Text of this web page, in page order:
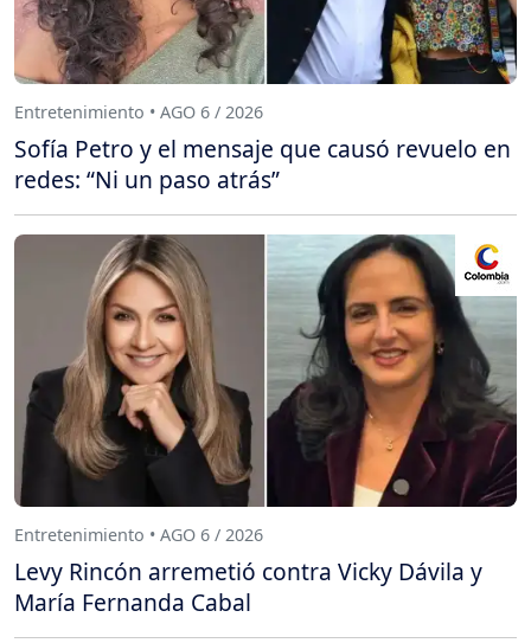
Entretenimiento • AGO 6 / 2026
Sofía Petro y el mensaje que causó revuelo en
redes: “Ni un paso atrás”
Entretenimiento • AGO 6 / 2026
Levy Rincón arremetió contra Vicky Dávila y
María Fernanda Cabal